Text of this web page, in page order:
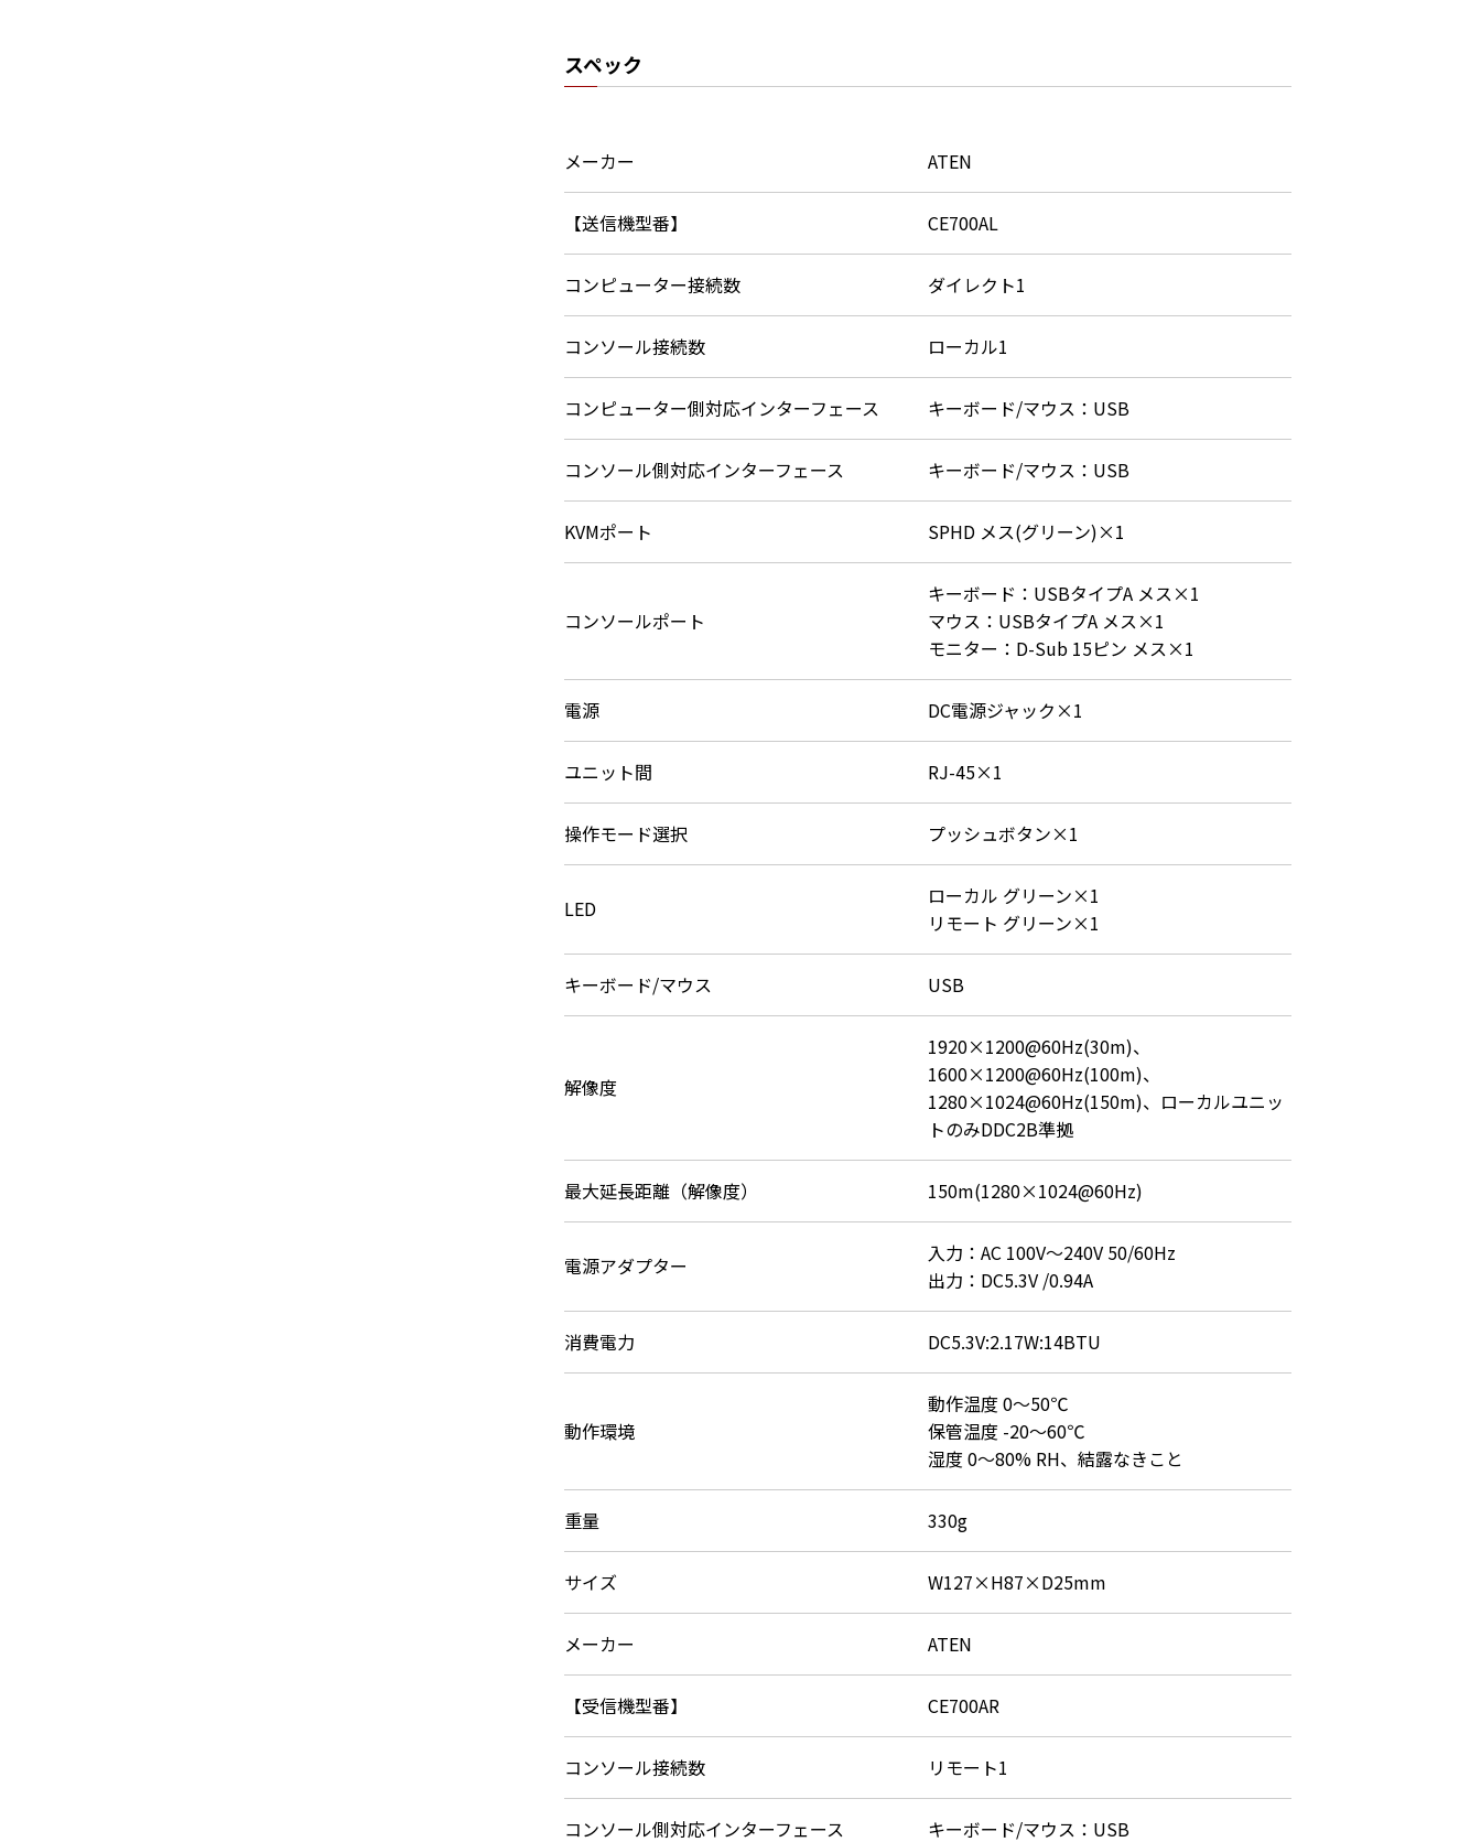
スペック
メーカー ATEN
【送信機型番】 CE700AL
コンピューター接続数 ダイレクト1
コンソール接続数 ローカル1
コンピューター側対応インターフェース キーボード/マウス：USB
コンソール側対応インターフェース キーボード/マウス：USB
KVMポート SPHD メス(グリーン)×1
コンソールポート
キーボード：USBタイプA メス×1
マウス：USBタイプA メス×1
モニター：D-Sub 15ピン メス×1
電源 DC電源ジャック×1
ユニット間 RJ-45×1
操作モード選択 プッシュボタン×1
LED
ローカル グリーン×1
リモート グリーン×1
キーボード/マウス USB
解像度
1920×1200@60Hz(30m)、
1600×1200@60Hz(100m)、
1280×1024@60Hz(150m)、ローカルユニッ
トのみDDC2B準拠
最大延長距離（解像度） 150m(1280×1024@60Hz)
電源アダプター
入力：AC 100V～240V 50/60Hz
出力：DC5.3V /0.94A
消費電力 DC5.3V:2.17W:14BTU
動作環境
動作温度 0～50℃
保管温度 -20～60℃
湿度 0～80% RH、結露なきこと
重量 330g
サイズ W127×H87×D25mm
メーカー ATEN
【受信機型番】 CE700AR
コンソール接続数 リモート1
コンソール側対応インターフェース キーボード/マウス：USB